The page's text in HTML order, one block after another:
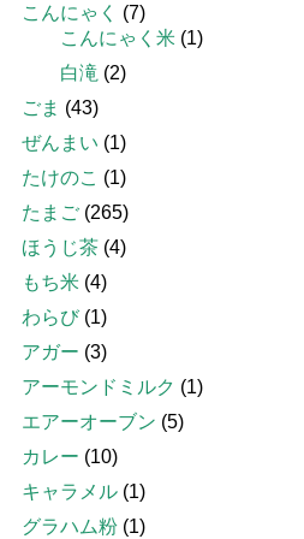
こんにゃく
(7)
こんにゃく米 (1)
白滝 (2)
ごま (43)
ぜんまい (1)
たけのこ (1)
たまご (265)
ほうじ茶 (4)
もち米 (4)
わらび(1)
アガー (3)
アーモンドミルク (1)
エアーオーブン (5)
カレー (10)
キャラメル (1)
グラハム粉 (1)